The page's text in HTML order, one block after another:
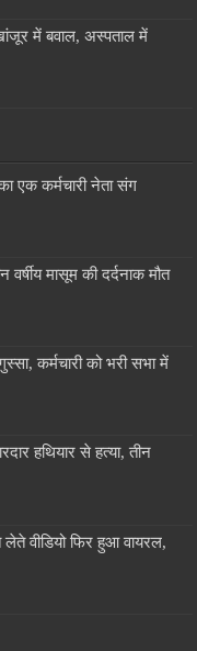
में बवाल, अस्पताल में
एक कर्मचारी नेता संग
मासूम की दर्दनाक मौत
कर्मचारी को भरी सभा में
हथियार से हत्या, तीन
लेते वीडियो फिर हुआ वायरल,